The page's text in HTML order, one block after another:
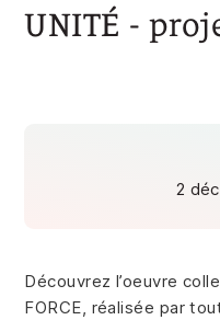
UNITÉ -
2
Découvrez l’oeuvre
FORCE, réalisée par